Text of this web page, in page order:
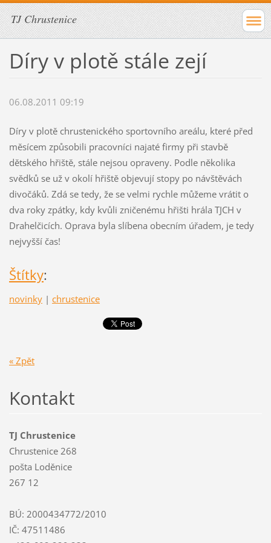
TJ Chrustenice
Díry v plotě stále zejí
06.08.2011 09:19
Díry v plotě chrustenického sportovního areálu, které před
měsícem způsobili pracovníci najaté firmy při stavbě
dětského hřiště, stále nejsou opraveny. Podle několika
svědků se už v okolí hřiště objevují stopy po návštěvách
divočáků. Zdá se tedy, že se velmi rychle můžeme vrátit o
dva roky zpátky, kdy kvůli zničenému hřišti hrála TJCH v
Drahelčicích. Oprava byla slíbena obecním úřadem, je tedy
nejvyšší čas!
Štítky:
novinky | chrustenice
« Zpět
Kontakt
TJ Chrustenice
Chrustenice 268
pošta Loděnice
267 12
BÚ: 2000434772/2010
IČ: 47511486